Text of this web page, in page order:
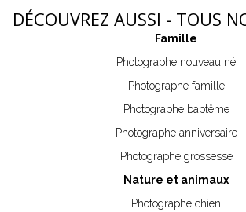
DÉCOUVREZ AUSSI - TOUS
Famille
Photographe nouveau né
Photographe famille
Photographe baptême
Photographe anniversaire
Photographe grossesse
Nature et animaux
Photographe chien